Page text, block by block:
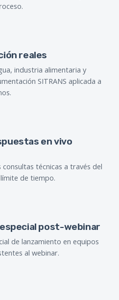
reales
industria alimentaria y
SITRANS aplicada a
en vivo
consultas técnicas a través del
de tiempo.
post-webinar
de lanzamiento en equipos
al webinar.